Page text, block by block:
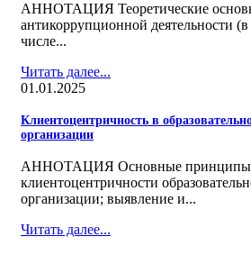
АННОТАЦИЯ Теоретические
антикоррупционной деятельности
числе...
Читать далее...
01.01.2025
Клиентоцентричность в
организации
АННОТАЦИЯ Основные принципы
клиентоцентричности
организации; выявление и...
Читать далее...